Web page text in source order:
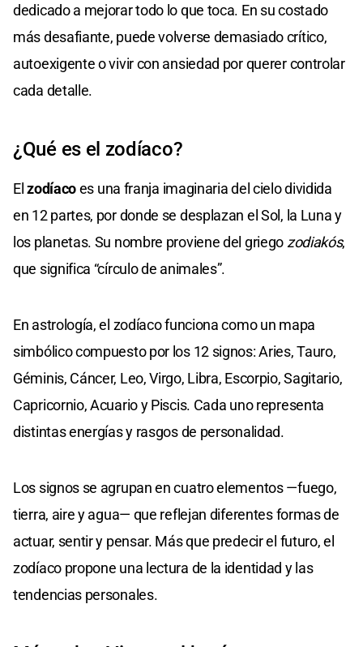
dedicado a mejorar todo lo que toca. En su costado
más desafiante, puede volverse demasiado crítico,
autoexigente o vivir con ansiedad por querer controlar
cada detalle.
¿Qué es el zodíaco?
Elzodíacoes una franja imaginaria del cielo dividida
en 12 partes, por donde se desplazan el Sol, la Luna y
los planetas. Su nombre proviene del griego zodiakós,
que significa “círculo de animales”.
En astrología, el zodíaco funciona como un mapa
simbólico compuesto por los 12 signos: Aries, Tauro,
Géminis, Cáncer, Leo, Virgo, Libra, Escorpio, Sagitario,
Capricornio, Acuario y Piscis. Cada uno representa
distintas energías y rasgos de personalidad.
Los signos se agrupan en cuatro elementos —fuego,
tierra, aire y agua— que reflejan diferentes formas de
actuar, sentir y pensar. Más que predecir el futuro, el
zodíaco propone una lectura de la identidad y las
tendencias personales.